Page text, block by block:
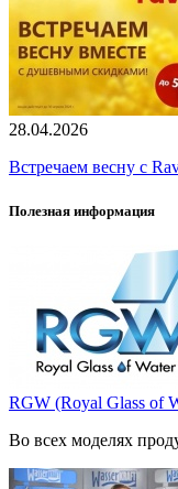
28.04.2026
Встречаем весну с
Полезная информация
RGW (Royal Glass of
Во всех моделях